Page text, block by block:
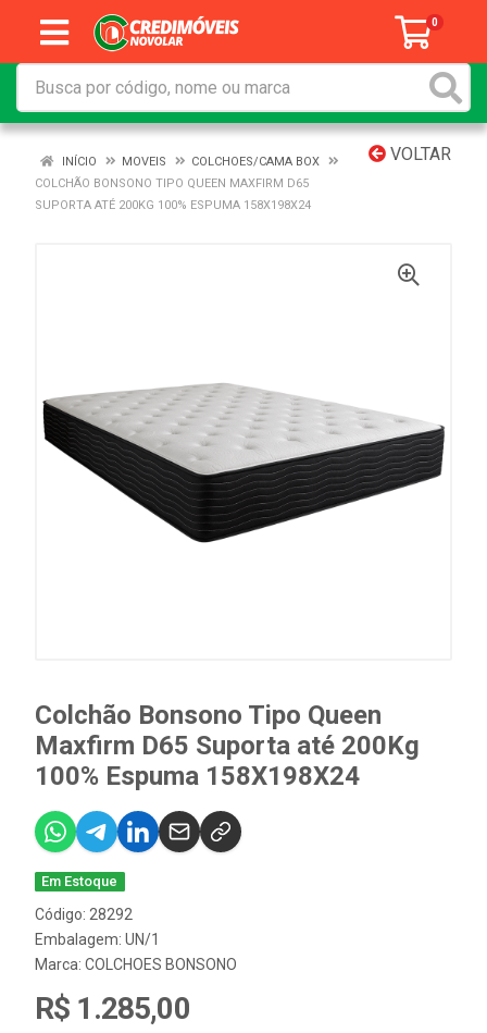
0
VOLTAR
INÍCIO MOVEIS
COLCHOES/CAMA BOX
COLCHÃO BONSONO TIPO QUEEN MAXFIRM D65
SUPORTA ATÉ 200KG 100% ESPUMA 158X198X24
Colchão Bonsono Tipo Queen
Maxfirm D65 Suporta até 200Kg
100% Espuma 158X198X24
Em Estoque
Código: 28292
Embalagem: UN/1
Marca: COLCHOES BONSONO
R$ 1.285,00